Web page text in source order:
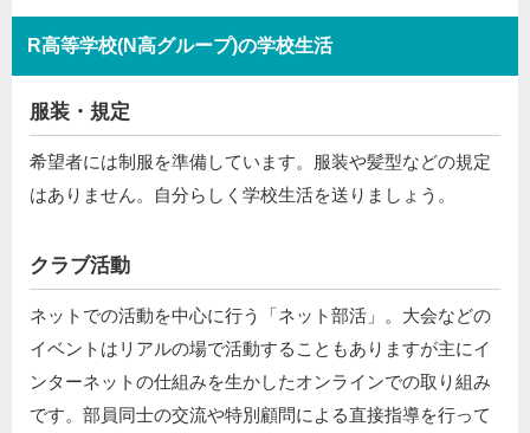
R高等学校(N高グループ)の学校生活
服装・規定
希望者には制服を準備しています。服装や髪型などの規定
はありません。自分らしく学校生活を送りましょう。
クラブ活動
ネットでの活動を中心に行う「ネット部活」。大会などの
イベントはリアルの場で活動することもありますが主にイ
ンターネットの仕組みを生かしたオンラインでの取り組み
です。部員同士の交流や特別顧問による直接指導を行って